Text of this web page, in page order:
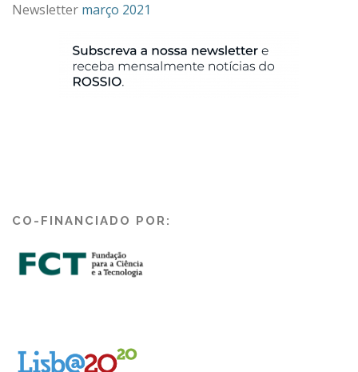
Newsletter março 2021
CO-FINANCIADO POR: